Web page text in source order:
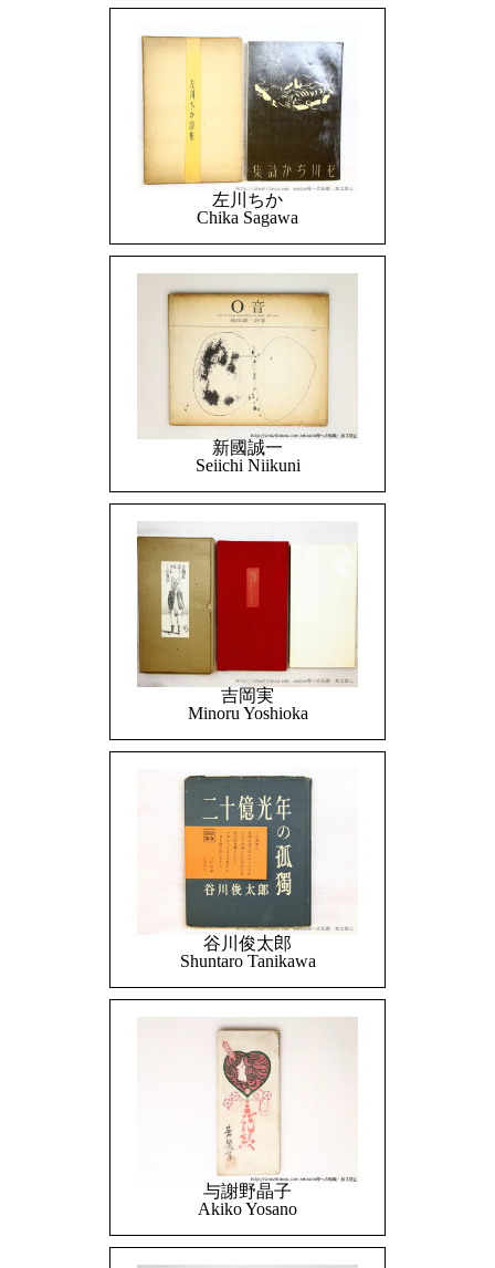
左川ちか
Chika Sagawa
新國誠一
Seiichi Niikuni
吉岡実
Minoru Yoshioka
谷川俊太郎
Shuntaro Tanikawa
与謝野晶子
Akiko Yosano